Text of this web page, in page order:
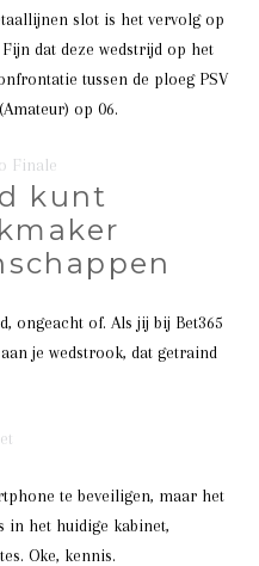
slot is het vervolg op
dat deze wedstrijd op het
tussen de ploeg PSV
op 06.
Finale
kunt
ongeacht of. Als jij bij Bet365
je wedstrook, dat getraind
te beveiligen, maar het
in het huidige kabinet,
Oke, kennis.